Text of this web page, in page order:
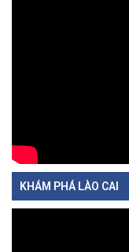
KHÁM PHÁ LÀO CAI